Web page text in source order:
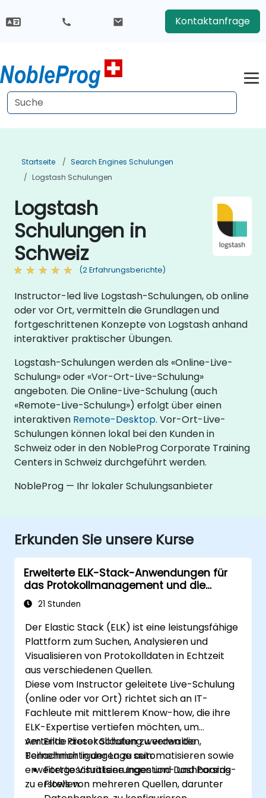
Kontaktanfrage
Startseite
Search Engines Schulungen
Logstash Schulungen
Logstash
Schulungen in
Schweiz
(2 Erfahrungsberichte)
Instructor-led live Logstash-Schulungen, ob online
oder vor Ort, vermitteln die Grundlagen und
fortgeschrittenen Konzepte von Logstash anhand
interaktiver praktischer Übungen.
Logstash-Schulungen werden als «Online-Live-
Schulung» oder «Vor-Ort-Live-Schulung»
angeboten. Die Online-Live-Schulung (auch
«Remote-Live-Schulung») erfolgt über einen
interaktiven Remote-Desktop. Vor-Ort-Live-
Schulungen können lokal bei den Kunden in
Schweiz oder in den NobleProg Corporate Training
Centers in Schweiz durchgeführt werden.
NobleProg — Ihr lokaler Schulungsanbieter
Erkunden Sie unsere Kurse
Erweiterte ELK-Stack-Anwendungen für
das Protokollmanagement und die
Zentralisierung
21 Stunden
Der Elastic Stack (ELK) ist eine leistungsfähige
Plattform zum Suchen, Analysieren und
Visualisieren von Protokolldaten in Echtzeit
aus verschiedenen Quellen.
Diese vom Instructor geleitete Live-Schulung
(online oder vor Ort) richtet sich an IT-
Fachleute mit mittlerem Know-how, die ihre
ELK-Expertise vertiefen möchten, um
verteilte Protokolldaten zu verwalten,
Benachrichtigungen zu automatisieren sowie
erweiterte Visualisierungen und Dashboards
zu erstellen.
Am Ende dieser Schulung werden die
Teilnehmer in der Lage sein:
Fortgeschrittene Ingestion- und Parsing-
Flows von mehreren Quellen, darunter